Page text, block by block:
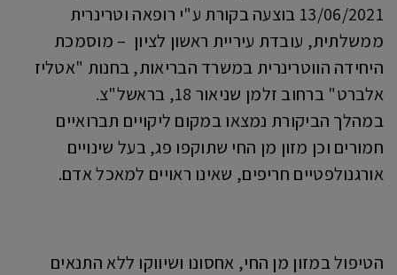
13/06/2021 בוצעה בקורת ע"י רופאה וטרינרית
ממשלתית, עובדת עיריית ראשון לציון – מוסמכת
היחידה הווטרינרית במשרד הבריאות, בחנות "אטליז
אלברט" ברחוב זלמן שניאור 18, בראשל"צ.
במהלך הביקורת נמצאו במקום ליקויים תברואיים
חמורים וכן מזון מן החי שתוקפו פג, בעל שינויים
אורגנולפטיים חריפים, שאינו ראויים למאכל אדם.
הטיפול במזון מן החי, אחסונו ושיווקו ללא התנאים